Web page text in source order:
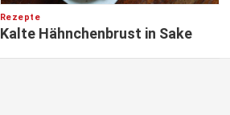
Rezepte
Kalte Hähnchenbrust in Sake